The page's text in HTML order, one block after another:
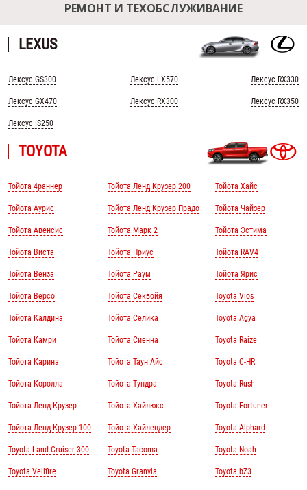
РЕМОНТ И ТЕХОБСЛУЖИВАНИЕ
LEXUS
Лексус GS300
Лексус GX470
Лексус IS250
Лексус LX570
Лексус RX300
Лексус RX330
Лексус RX350
TOYOTA
Тойота 4раннер
Тойота Аурис
Тойота Авенсис
Тойота Виста
Тойота Венза
Тойота Версо
Тойота Калдина
Тойота Камри
Тойота Карина
Тойота Королла
Тойота Ленд Крузер
Тойота Ленд Крузер 100
Toyota Land Cruiser 300
Toyota Vellfire
Тойота Ленд Крузер 200
Тойота Ленд Крузер Прадо
Тойота Марк 2
Тойота Приус
Тойота Раум
Тойота Секвойя
Тойота Селика
Тойота Сиенна
Тойота Таун Айс
Тойота Тундра
Тойота Хайлюкс
Тойота Хайлендер
Toyota Tacoma
Toyota Granvia
Тойота Хайс
Тойота Чайзер
Тойота Эстима
Тойота RAV4
Тойота Ярис
Toyota Vios
Toyota Agya
Toyota Raize
Toyota C-HR
Toyota Rush
Toyota Fortuner
Toyota Alphard
Toyota Noah
Toyota bZ3